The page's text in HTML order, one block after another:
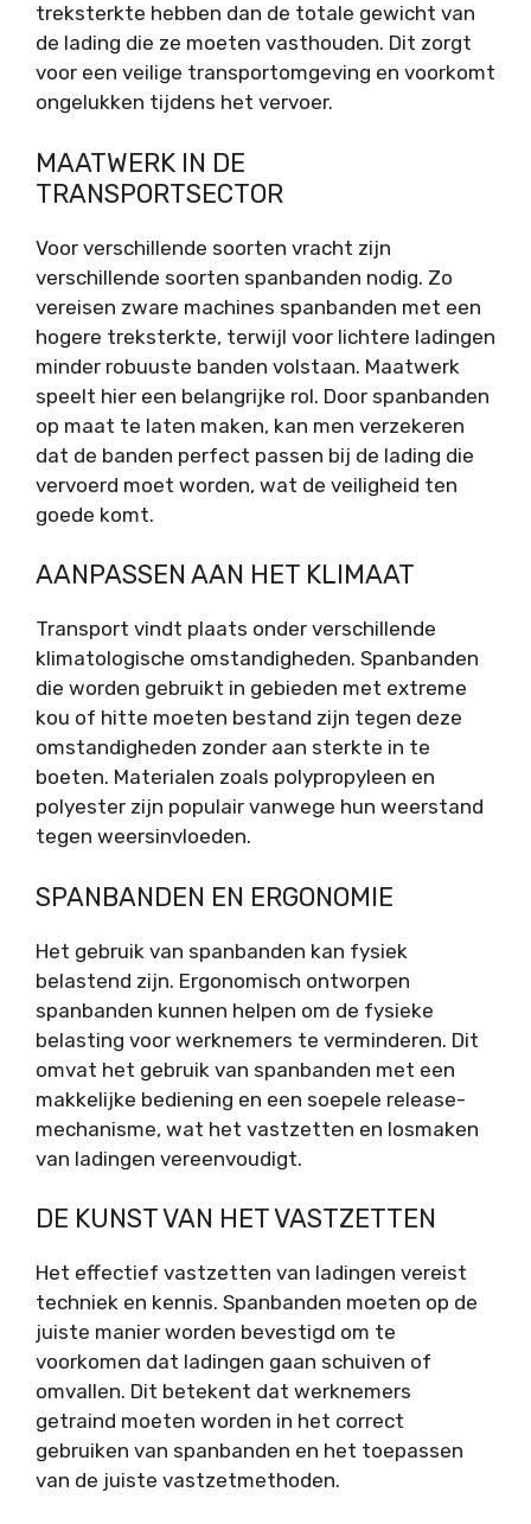
treksterkte hebben dan de totale gewicht van
de lading die ze moeten vasthouden. Dit zorgt
voor een veilige transportomgeving en voorkomt
ongelukken tijdens het vervoer.
MAATWERK IN DE
TRANSPORTSECTOR
Voor verschillende soorten vracht zijn
verschillende soorten spanbanden nodig. Zo
vereisen zware machines spanbanden met een
hogere treksterkte, terwijl voor lichtere ladingen
minder robuuste banden volstaan. Maatwerk
speelt hier een belangrijke rol. Door spanbanden
op maat te laten maken, kan men verzekeren
dat de banden perfect passen bij de lading die
vervoerd moet worden, wat de veiligheid ten
goede komt.
AANPASSEN AAN HET KLIMAAT
Transport vindt plaats onder verschillende
klimatologische omstandigheden. Spanbanden
die worden gebruikt in gebieden met extreme
kou of hitte moeten bestand zijn tegen deze
omstandigheden zonder aan sterkte in te
boeten. Materialen zoals polypropyleen en
polyester zijn populair vanwege hun weerstand
tegen weersinvloeden.
SPANBANDEN EN ERGONOMIE
Het gebruik van spanbanden kan fysiek
belastend zijn. Ergonomisch ontworpen
spanbanden kunnen helpen om de fysieke
belasting voor werknemers te verminderen. Dit
omvat het gebruik van spanbanden met een
makkelijke bediening en een soepele release-
mechanisme, wat het vastzetten en losmaken
van ladingen vereenvoudigt.
DE KUNST VAN HET VASTZETTEN
Het effectief vastzetten van ladingen vereist
techniek en kennis. Spanbanden moeten op de
juiste manier worden bevestigd om te
voorkomen dat ladingen gaan schuiven of
omvallen. Dit betekent dat werknemers
getraind moeten worden in het correct
gebruiken van spanbanden en het toepassen
van de juiste vastzetmethoden.